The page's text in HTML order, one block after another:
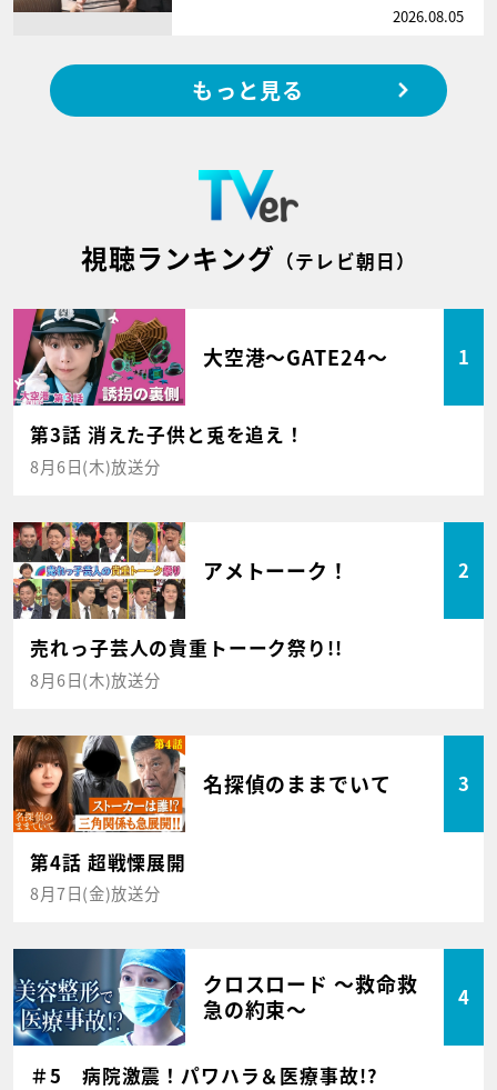
2026.08.05
もっと見る
視聴ランキング （テレビ朝日）
大空港～GATE24～ 1
第3話 消えた子供と兎を追え！
8月6日(木)放送分
アメトーーク！ 2
売れっ子芸人の貴重トーーク祭り!!
8月6日(木)放送分
名探偵のままでいて 3
第4話 超戦慄展開
8月7日(金)放送分
クロスロード ～救命救
急の約束～
4
＃5 病院激震！パワハラ＆医療事故!?